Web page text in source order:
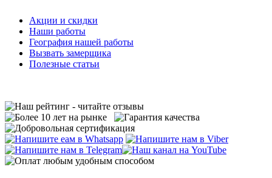
Акции и скидки
Наши работы
География нашей работы
Вызвать замерщика
Полезные статьи